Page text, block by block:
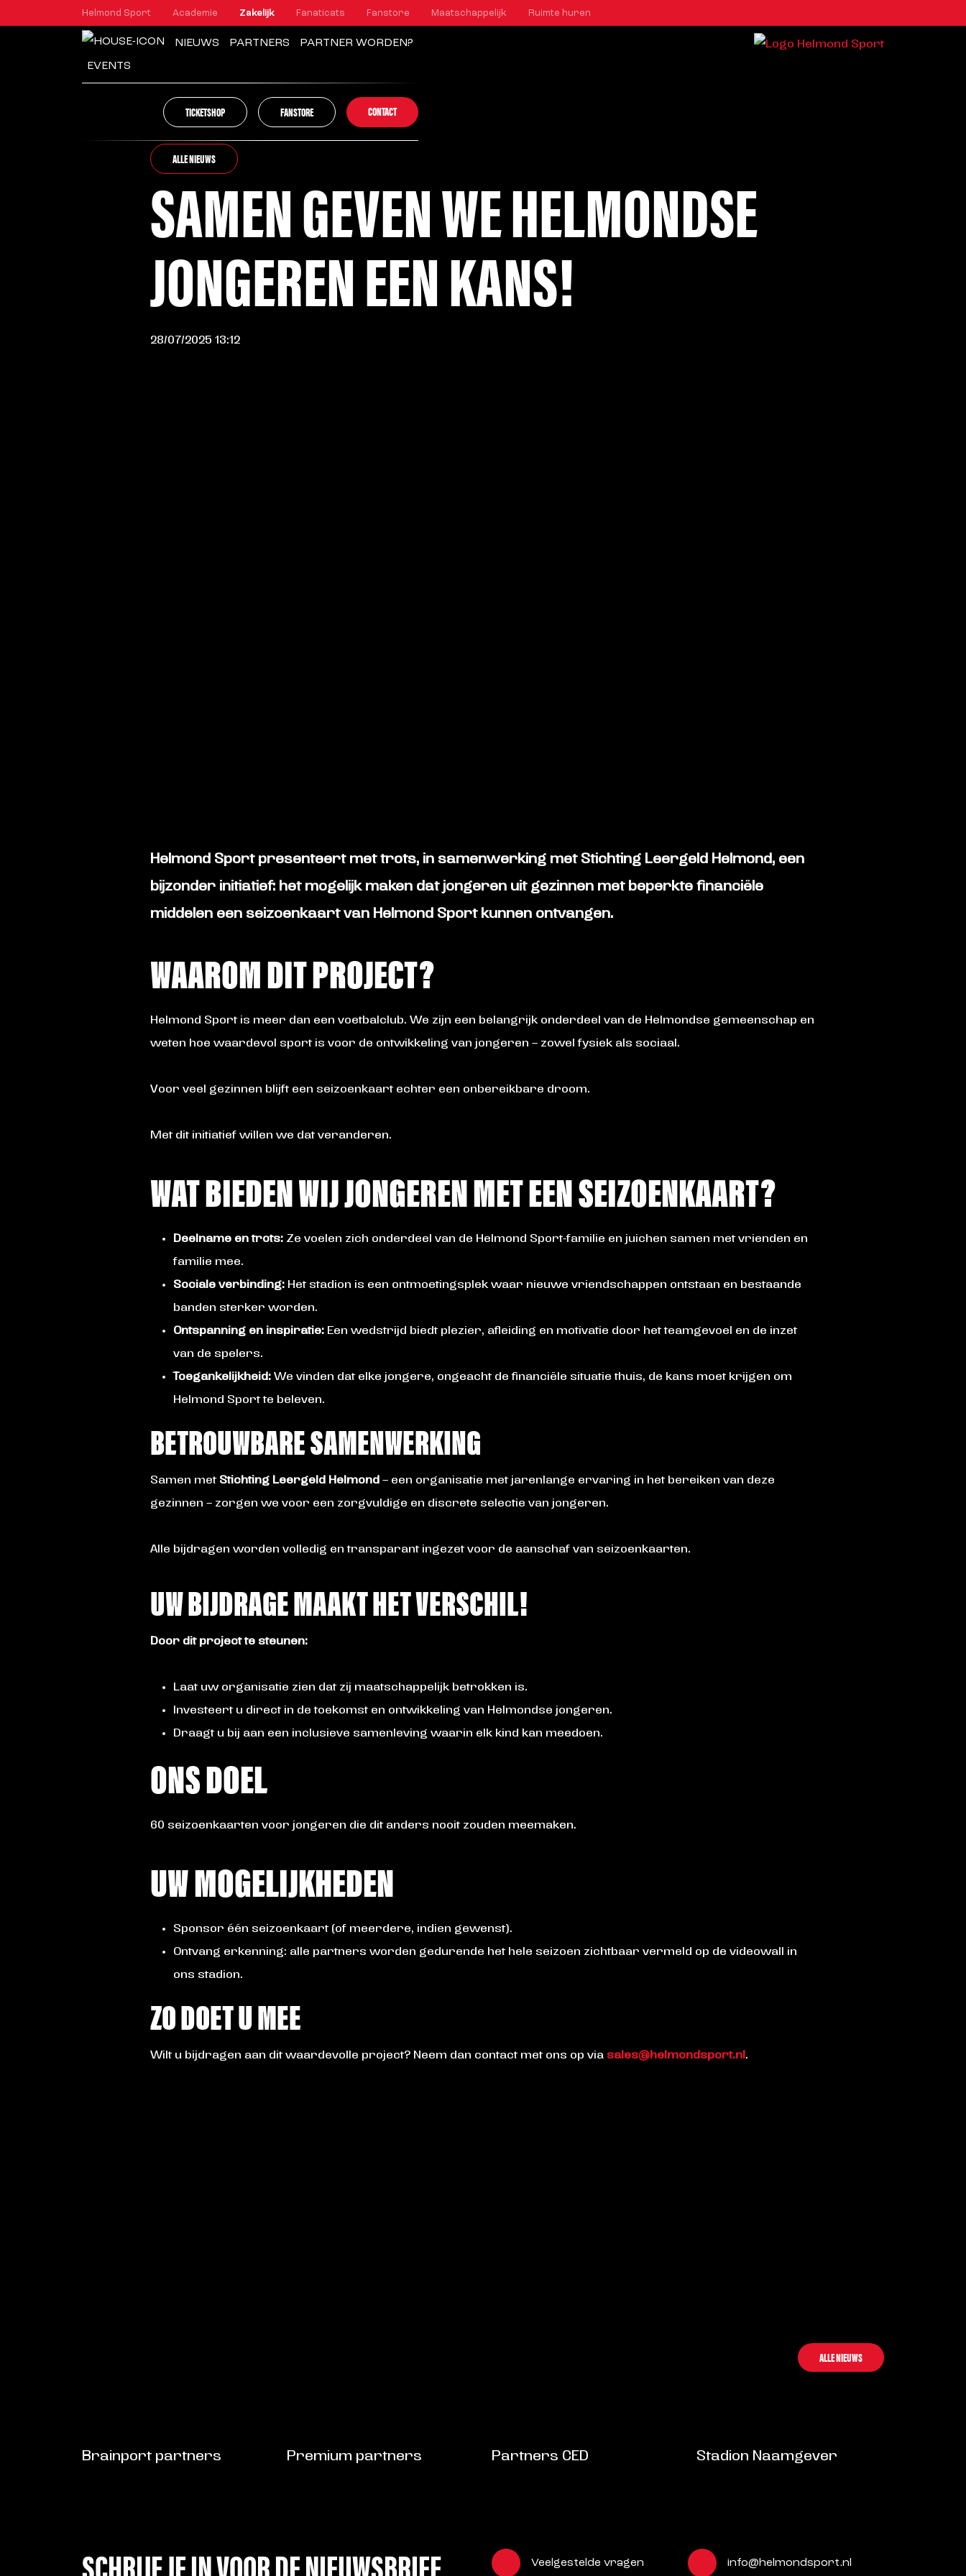
Helmond Sport Academie Zakelijk Fanaticats Fanstore Maatschappelijk Ruimte huren
NIEUWS PARTNERS
PARTNER WORDEN?
EVENTS
TICKETSHOP FANSTORE CONTACT
ALLE NIEUWS
SAMEN GEVEN WE HELMONDSE
JONGEREN EEN KANS!
28/07/2025 13:12
Helmond Sport presenteert met trots, in samenwerking met Stichting Leergeld Helmond , een
bijzonder initiatief: het mogelijk maken dat jongeren uit gezinnen met beperkte financiële
middelen een seizoenkaartvan Helmond Sport kunnen ontvangen.
WAAROM DIT PROJECT?
Helmond Sport is meer dan een voetbalclub. We zijn een belangrijk onderdeel van de Helmondse gemeenschap en
weten hoe waardevol sport is voor de ontwikkeling van jongeren – zowel fysiek als sociaal.
Voor veel gezinnen blijft een seizoenkaart echter een onbereikbare droom.
Met dit initiatief willen we dat veranderen.
WAT BIEDEN WIJ JONGEREN MET EEN SEIZOENKAART?
Deelname en trots: Ze voelen zich onderdeel van de Helmond Sport-familie en juichen samen met vrienden en
familie mee.
Sociale verbinding: Het stadion is een ontmoetingsplek waar nieuwe vriendschappen ontstaan en bestaande
banden sterker worden.
Ontspanning en inspiratie: Een wedstrijd biedt plezier, afleiding en motivatie door het teamgevoel en de inzet
van de spelers.
Toegankelijkheid: We vinden dat elke jongere, ongeacht de financiële situatie thuis, de kans moet krijgen om
Helmond Sport te beleven.
BETROUWBARE SAMENWERKING
Samen met Stichting Leergeld Helmond – een organisatie met jarenlange ervaring in het bereiken van deze
gezinnen – zorgen we voor een zorgvuldige en discrete selectie van jongeren.
Alle bijdragen worden volledig en transparant ingezet voor de aanschaf van seizoenkaarten.
UW BIJDRAGE MAAKT HET VERSCHIL!
Door dit project te steunen:
Laat uw organisatie zien dat zij maatschappelijk betrokken is.
Investeert u direct in de toekomst en ontwikkeling van Helmondse jongeren.
Draagt u bij aan een inclusieve samenleving waarin elk kind kan meedoen.
ONS DOEL
60 seizoenkaarten voor jongeren die dit anders nooit zouden meemaken.
UW MOGELIJKHEDEN
Sponsor één seizoenkaart (of meerdere, indien gewenst).
Ontvang erkenning: alle partners worden gedurende het hele seizoen zichtbaar vermeld op de videowall in
ons stadion.
ZO DOET U MEE
Wilt u bijdragen aan dit waardevolle project? Neem dan contact met ons op via sales@helmondsport.nl .
ALLE NIEUWS
Brainport partners Premium partners Partners CED Stadion Naamgever
SCHRIJF JE IN VOOR DE NIEUWSBRIEF Veelgestelde vragen info@helmondsport.nl